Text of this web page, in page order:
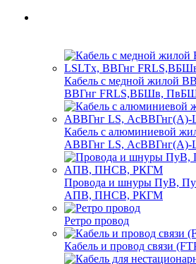
Кабель с медной жилой
ВВГнг FRLS,ВБШв,
Кабель с алюминиевой
АВВГнг LS,
Провода и шнуры ПуВ,
АПВ, ПНСВ, РКГМ
Ретро провод
Кабель и провод связи